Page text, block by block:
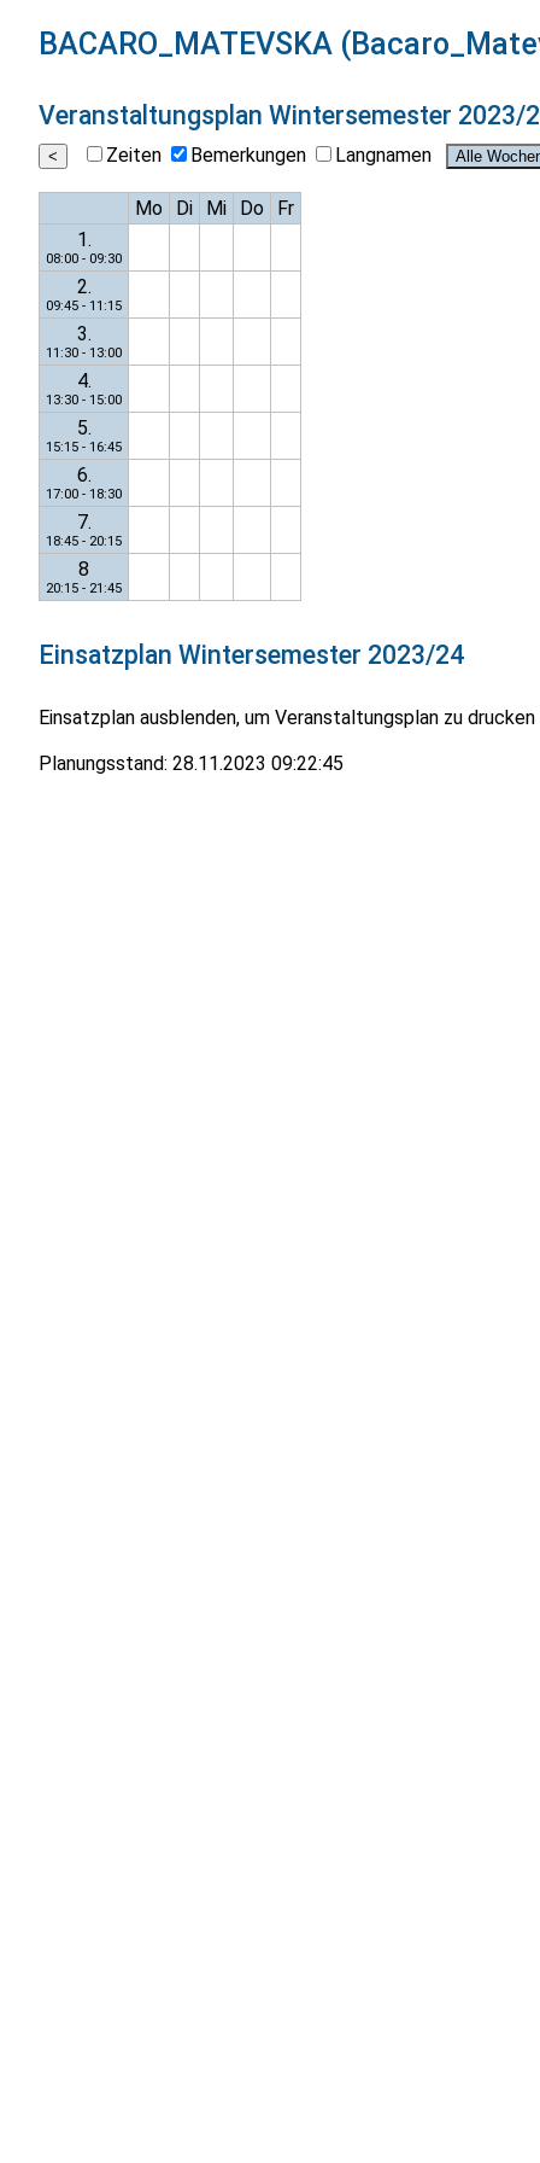
BACARO_MATEVSKA
Veranstaltungsplan Wintersemester 2023/
Zeiten Bemerkungen Langnamen
Mo Di Mi Do
Fr
1.
08:00 - 09:30
2.
09:45 - 11:15
3.
11:30 - 13:00
4.
13:30 - 15:00
5.
15:15 - 16:45
6.
17:00 - 18:30
7.
18:45 - 20:15
8
20:15 - 21:45
Einsatzplan Wintersemester 2023/24
Einsatzplan ausblenden, um Veranstaltungsplan zu drucken
Planungsstand: 28.11.2023 09:22:45